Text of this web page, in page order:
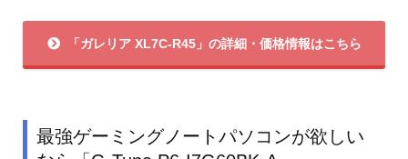
「ガレリア XL7C-R45」の詳細・価格情報はこちら
最強ゲーミングノートパソコンが欲しい